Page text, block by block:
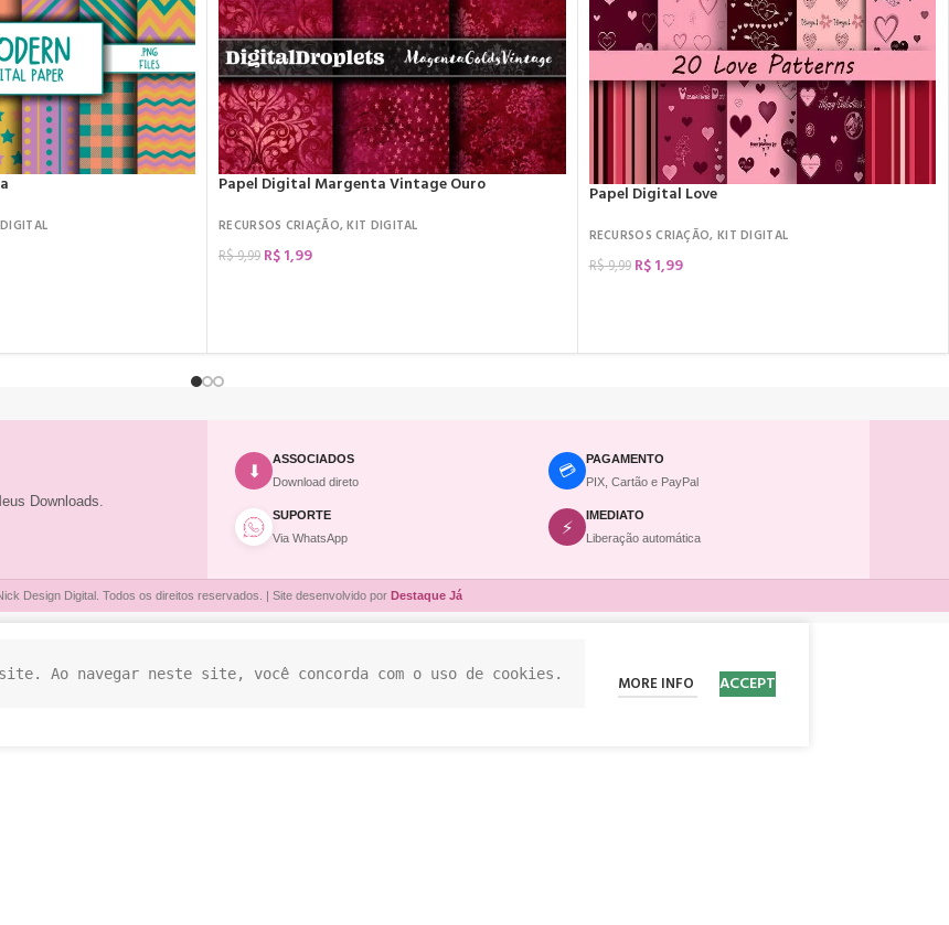
Papel Digital Margenta Vintage Ouro
RECURSOS CRIAÇÃO,KIT DIGITAL
R$9,99 R$1,99
Papel Digital Love
RECURSOS CRIAÇÃO, KIT DIGITAL
R$9,99 R$1,99
Downloads.
⬇
ASSOCIADOS
Download direto
💳
PAGAMENTO
PIX, Cartão e PayPal
SUPORTE
Via WhatsApp
⚡
IMEDIATO
Liberação automática
Design Digital. Todos os direitos reservados. | Site desenvolvido por Destaque Já
Ao navegar neste site, você concorda com o uso de cookies. MORE INFO ACCEPT